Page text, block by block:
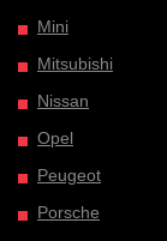
Mini
Mitsubishi
Nissan
Opel
Peugeot
Porsche